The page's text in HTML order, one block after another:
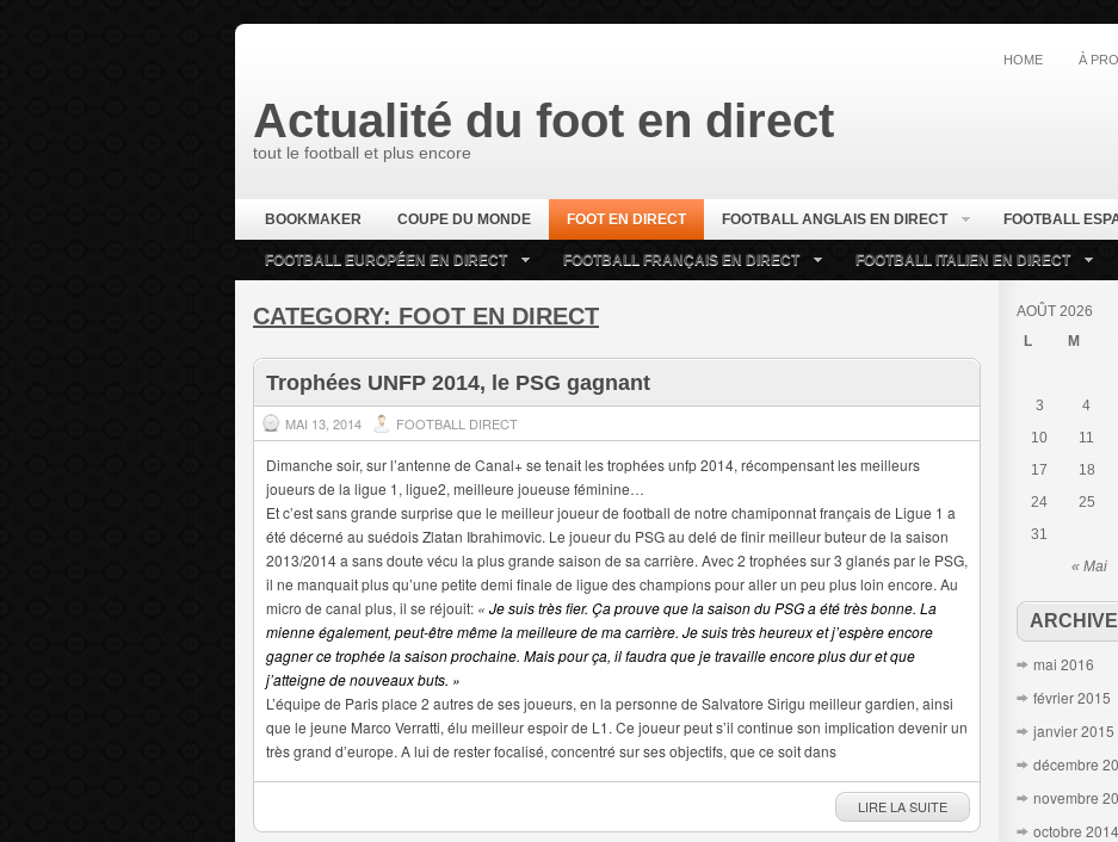
HOME À
Actualité du foot en direct
tout le football et plus encore
BOOKMAKER COUPE DU MONDE FOOT EN DIRECT FOOTBALL ANGLAIS EN DIRECT FOOTBALL
FOOTBALL EUROPÉEN EN DIRECT FOOTBALL FRANÇAIS EN DIRECT FOOTBALL ITALIEN EN DIRECT
CATEGORY: FOOT EN DIRECT
Trophées UNFP 2014, le PSG gagnant
MAI 13, 2014 FOOTBALL DIRECT
Dimanche soir, sur l’antenne de Canal+ se tenait les trophées unfp 2014, récompensant les meilleurs
joueurs de la ligue 1, ligue2, meilleure joueuse féminine…
Et c’est sans grande surprise que le meilleur joueur de football de notre chamiponnat français de Ligue 1 a
été décerné au suédois Zlatan Ibrahimovic. Le joueur du PSG au delé de finir meilleur buteur de la saison
2013/2014 a sans doute vécu la plus grande saison de sa carrière. Avec 2 trophées sur 3 glanés par le PSG,
il ne manquait plus qu’une petite demi finale de ligue des champions pour aller un peu plus loin encore. Au
micro de canal plus, il se réjouit: « Je suis très fier. Ça prouve que la saison du PSG a été très bonne. La
mienne également, peut-être même la meilleure de ma carrière. Je suis très heureux et j’espère encore
gagner ce trophée la saison prochaine. Mais pour ça, il faudra que je travaille encore plus dur et que
j’atteigne de nouveaux buts. »
L’équipe de Paris place 2 autres de ses joueurs, en la personne de Salvatore Sirigu meilleur gardien, ainsi
que le jeune Marco Verratti, élu meilleur espoir de L1. Ce joueur peut s’il continue son implication devenir un
très grand d’europe. A lui de rester focalisé, concentré sur ses objectifs, que ce soit dans
LIRE LA SUITE
AOÛT 2026
L
M
« Mai
3
4
10
11
17
18
24
25
31
mai 2016
février 2015
janvier 2015
décembre
novembre
octobre 2014